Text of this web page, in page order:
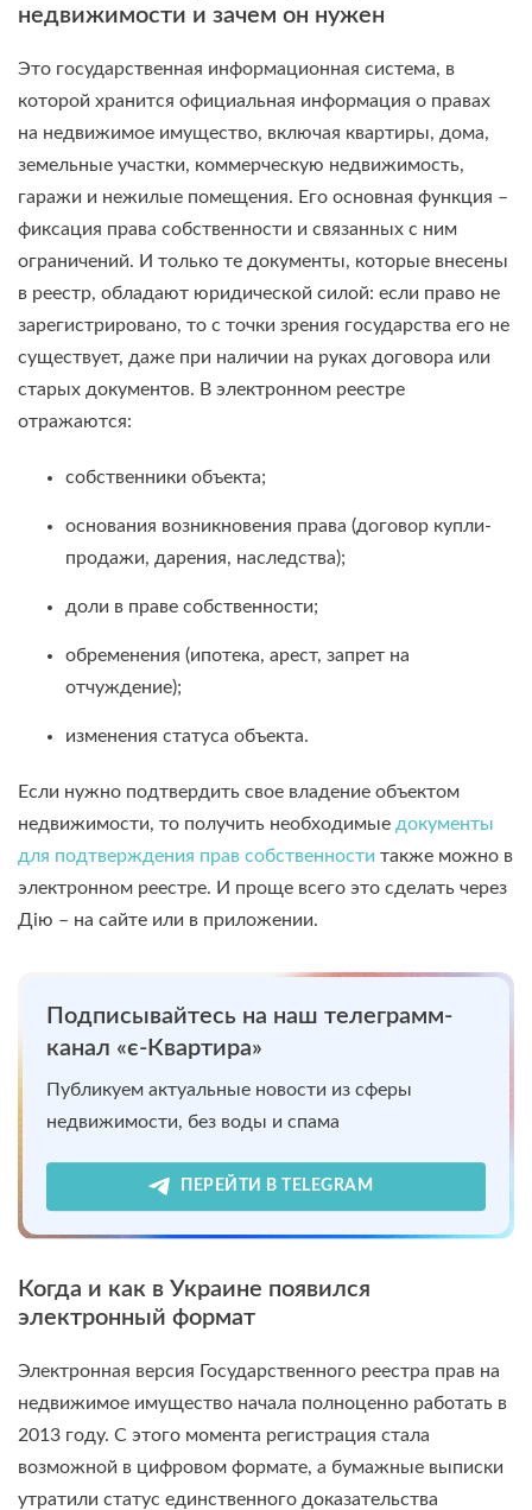
недвижимости и зачем он нужен
Это государственная информационная система, в
которой хранится официальная информация о правах
на недвижимое имущество, включая квартиры, дома,
земельные участки, коммерческую недвижимость,
гаражи и нежилые помещения. Его основная функция –
фиксация права собственности и связанных с ним
ограничений. И только те документы, которые внесены
в реестр, обладают юридической силой: если право не
зарегистрировано, то с точки зрения государства его не
существует, даже при наличии на руках договора или
старых документов. В электронном реестре
отражаются:
собственники объекта;
основания возникновения права (договор купли-
продажи, дарения, наследства);
доли в праве собственности;
обременения (ипотека, арест, запрет на
отчуждение);
изменения статуса объекта.
Если нужно подтвердить свое владение объектом
недвижимости, то получить необходимые документы
для подтверждения прав собственности также можно в
электронном реестре. И проще всего это сделать через
Дію – на сайте или в приложении.
Подписывайтесь на наш телеграмм-
канал «є-Квартира»
Публикуем актуальные новости из сферы
недвижимости, без воды и спама
ПЕРЕЙТИ В TELEGRAM
Когда и как в Украине появился
электронный формат
Электронная версия Государственного реестра прав на
недвижимое имущество начала полноценно работать в
2013 году. С этого момента регистрация стала
возможной в цифровом формате, а бумажные выписки
утратили статус единственного доказательства